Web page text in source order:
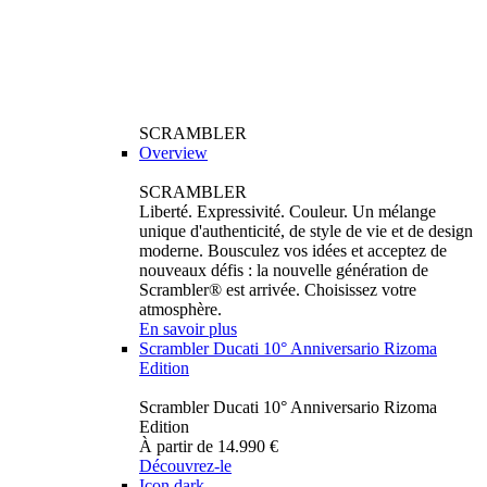
SCRAMBLER
Overview
SCRAMBLER
Liberté. Expressivité. Couleur. Un mélange
unique d'authenticité, de style de vie et de design
moderne. Bousculez vos idées et acceptez de
nouveaux défis : la nouvelle génération de
Scrambler® est arrivée. Choisissez votre
atmosphère.
En savoir plus
Scrambler Ducati 10° Anniversario Rizoma
Edition
Scrambler Ducati 10° Anniversario Rizoma
Edition
À partir de 14.990 €
Découvrez-le